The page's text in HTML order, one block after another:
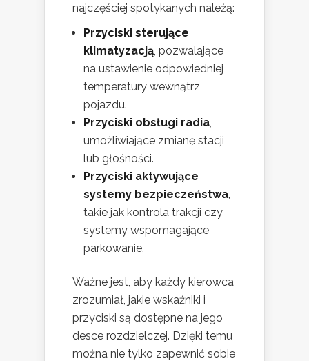
najczęściej spotykanych należą:
Przyciski sterujące
klimatyzacją, pozwalające
na ustawienie odpowiedniej
temperatury wewnątrz
pojazdu.
Przyciski obsługi radia,
umożliwiające zmianę stacji
lub głośności.
Przyciski aktywujące
systemy bezpieczeństwa,
takie jak kontrola trakcji czy
systemy wspomagające
parkowanie.
Ważne jest, aby każdy kierowca
zrozumiał, jakie wskaźniki i
przyciski są dostępne na jego
desce rozdzielczej. Dzięki temu
można nie tylko zapewnić sobie